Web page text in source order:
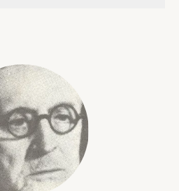
Σχολή του Πανεπιστημίου Αθηνών
του γιατρού σε ιδιωτικές
στο Υπουργείο Παιδείας. Το 1929
Παρίσι. Το 1926 τοποθετήθηκε
επιθεωρητής επαγγελματικής
Καζαντζάκη–Αλεξίου,
πρώτη σύζυγο του Νίκου